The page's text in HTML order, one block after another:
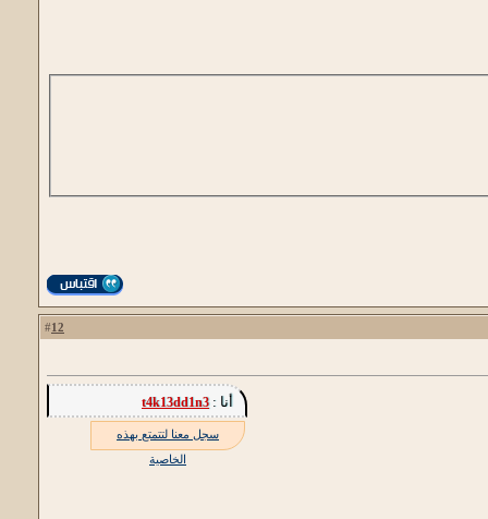
12
أنا :t4k13dd1n3
سجل معنا لتتمتع بهذه
الخاصية